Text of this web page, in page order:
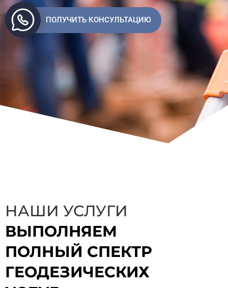
ПОЛУЧИТЬ КОНСУЛЬТАЦИЮ
НАШИ УСЛУГИ
ВЫПОЛНЯЕМ
ПОЛНЫЙ СПЕКТР
ГЕОДЕЗИЧЕСКИХ